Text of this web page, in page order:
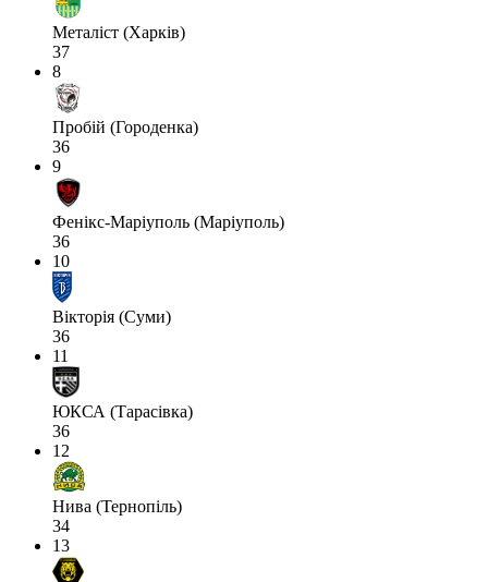
Металіст (Харків)
37
8
Пробій (Городенка)
36
9
Фенікс-Маріуполь (Маріуполь)
36
10
Вікторія (Суми)
36
11
ЮКСА (Тарасівка)
36
12
Нива (Тернопіль)
34
13